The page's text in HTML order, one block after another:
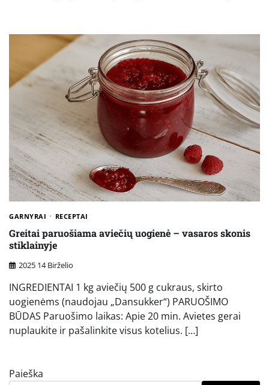
GARNYRAI RECEPTAI
Greitai paruošiama aviečių uogienė – vasaros skonis
stiklainyje
2025 14 Birželio
INGREDIENTAI 1 kg aviečių 500 g cukraus, skirto
uogienėms (naudojau „Dansukker“) PARUOŠIMO
BŪDAS Paruošimo laikas: Apie 20 min. Avietes gerai
nuplaukite ir pašalinkite visus kotelius. […]
Paieška